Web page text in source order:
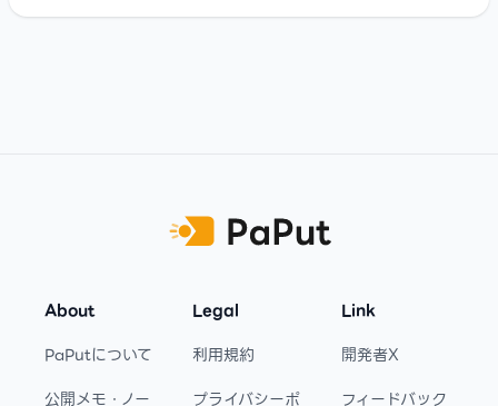
About
PaPutについて
公開メモ・ノー
Legal
利用規約
プライバシーポ
Link
開発者X
フィードバック